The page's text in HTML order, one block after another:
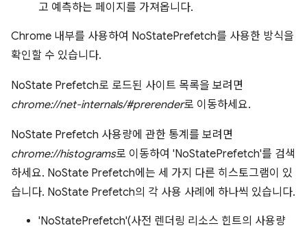
고 예측하는 페이지를 가져옵니다.
Chrome 내부를 사용하여 NoStatePrefetch를 사용한 방식을
확인할 수 있습니다.
NoState Prefetch로 로드된 사이트 목록을 보려면
chrome://net-internals/#prerender로 이동하세요.
NoState Prefetch 사용량에 관한 통계를 보려면
chrome://histograms로 이동하여 'NoStatePrefetch'를 검색
하세요. NoState Prefetch에는 세 가지 다른 히스토그램이 있
습니다. NoState Prefetch의 각 사용 사례에 하나씩 있습니다.
'NoStatePrefetch'(사전 렌더링 리소스 힌트의 사용량